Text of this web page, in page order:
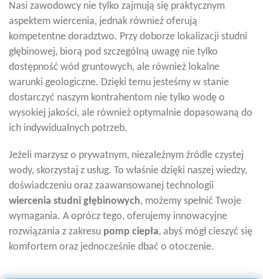
Nasi zawodowcy nie tylko zajmują się praktycznym
aspektem wiercenia, jednak również oferują
kompetentne doradztwo. Przy doborze lokalizacji studni
głębinowej, biorą pod szczególną uwagę nie tylko
dostępność wód gruntowych, ale również lokalne
warunki geologiczne. Dzięki temu jesteśmy w stanie
dostarczyć naszym kontrahentom nie tylko wodę o
wysokiej jakości, ale również optymalnie dopasowaną do
ich indywidualnych potrzeb.
Jeżeli marzysz o prywatnym, niezależnym źródle czystej
wody, skorzystaj z usług. To właśnie dzięki naszej wiedzy,
doświadczeniu oraz zaawansowanej technologii
wiercenia studni głębinowych, możemy spełnić Twoje
wymagania. A oprócz tego, oferujemy innowacyjne
rozwiązania z zakresu pomp ciepła, abyś mógł cieszyć się
komfortem oraz jednocześnie dbać o otoczenie.